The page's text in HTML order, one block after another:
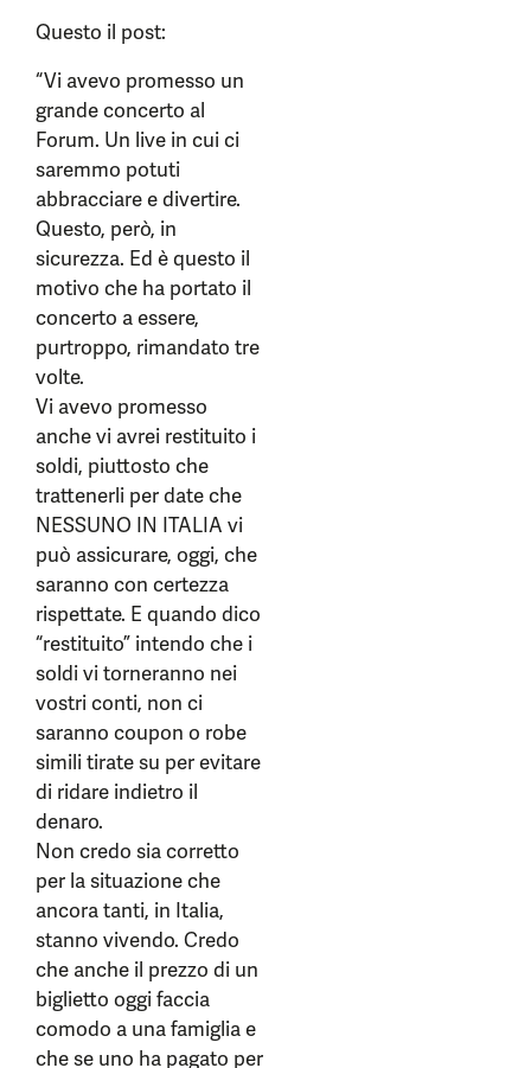
Questo il post:
“Vi avevo promesso un
grande concerto al
Forum. Un live in cui ci
saremmo potuti
abbracciare e divertire.
Questo, però, in
sicurezza. Ed è questo il
motivo che ha portato il
concerto a essere,
purtroppo, rimandato tre
volte.
Vi avevo promesso
anche vi avrei restituito i
soldi, piuttosto che
trattenerli per date che
NESSUNO IN ITALIA vi
può assicurare, oggi, che
saranno con certezza
rispettate. E quando dico
“restituito” intendo che i
soldi vi torneranno nei
vostri conti, non ci
saranno coupon o robe
simili tirate su per evitare
di ridare indietro il
denaro.
Non credo sia corretto
per la situazione che
ancora tanti, in Italia,
stanno vivendo. Credo
che anche il prezzo di un
biglietto oggi faccia
comodo a una famiglia e
che se uno ha pagato per